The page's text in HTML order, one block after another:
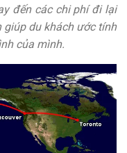
đến các chi phí đi lại
giúp du khách ước tính
của mình.